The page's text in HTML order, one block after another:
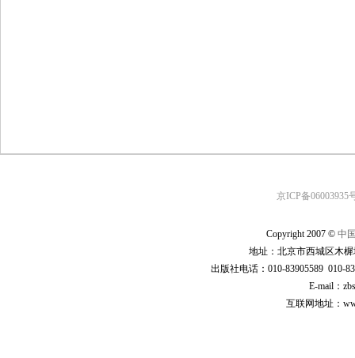
京ICP备06003935
Copyright 2007 © 中
地址：北京市西城区木
出版社电话：010-83905589 010-
E-mail：
互联网地址：